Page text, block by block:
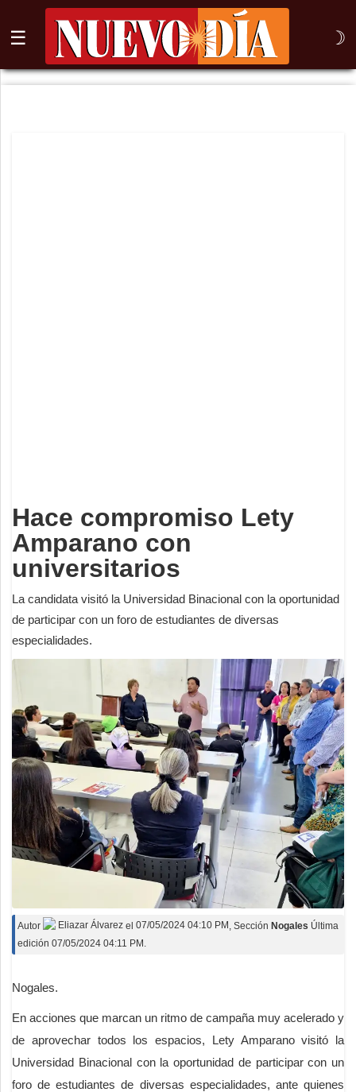
☰ ☽
⌕
Hace compromiso Lety
Amparano con
universitarios
La candidata visitó la Universidad Binacional con la oportunidad
de participar con un foro de estudiantes de diversas
especialidades.
Autor Eliazar Álvarez el 07/05/2024 04:10 PM , Sección Nogales Última
edición 07/05/2024 04:11 PM.
Nogales.
En acciones que marcan un ritmo de campaña muy acelerado y
de aprovechar todos los espacios, Lety Amparano visitó la
Universidad Binacional con la oportunidad de participar con un
foro de estudiantes de diversas especialidades, ante quienes